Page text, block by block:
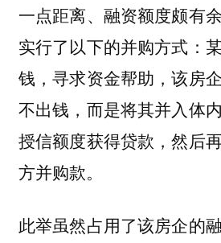
一点距离、融资额度颇有
实行了以下的并购方式：
钱，寻求资金帮助，该房
不出钱，而是将其并入体
授信额度获得贷款，然后
方并购款。
此举虽然占用了该房企的